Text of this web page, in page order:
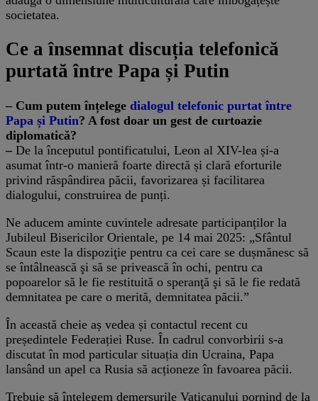
societatea.
Ce a însemnat discuția telefonică
purtată între Papa și Putin
– Cum putem înțelege dialogul telefonic purtat între
Papa și Putin? A fost doar un gest de curtoazie
diplomatică?
– De la începutul pontificatului, Leon al XIV-lea și-a
asumat într-o manieră foarte directă și clară eforturile
privind răspândirea păcii, favorizarea și facilitarea
dialogului, construirea de punți.
Ne aducem aminte cuvintele adresate participanților la
Jubileul Bisericilor Orientale, pe 14 mai 2025: „Sfântul
Scaun este la dispoziţie pentru ca cei care se dușmănesc să
se întâlnească şi să se privească în ochi, pentru ca
popoarelor să le fie restituită o speranţă şi să le fie redată
demnitatea pe care o merită, demnitatea păcii.”
În această cheie aș vedea și contactul recent cu
președintele Federației Ruse. În cadrul convorbirii s-a
discutat în mod particular situația din Ucraina, Papa
lansând un apel ca Rusia să acționeze în favoarea păcii.
Trebuie să înțelegem demersurile Vaticanului pornind de la